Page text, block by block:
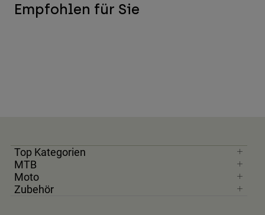
Empfohlen für Sie
Top Kategorien
MTB
Moto
Zubehör